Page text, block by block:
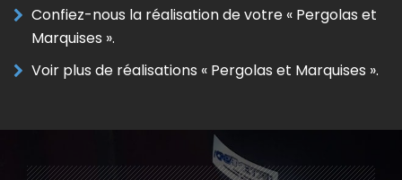
Confiez-nous la réalisation de votre « Pergolas et
Marquises ».
Voir plus de réalisations « Pergolas et Marquises ».